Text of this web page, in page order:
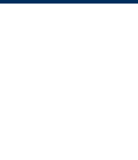
Poison Ivy serisi ile